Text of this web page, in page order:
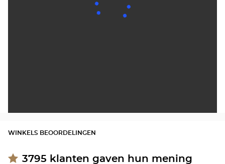
WINKELS BEOORDELINGEN
3795 klanten gaven hun mening